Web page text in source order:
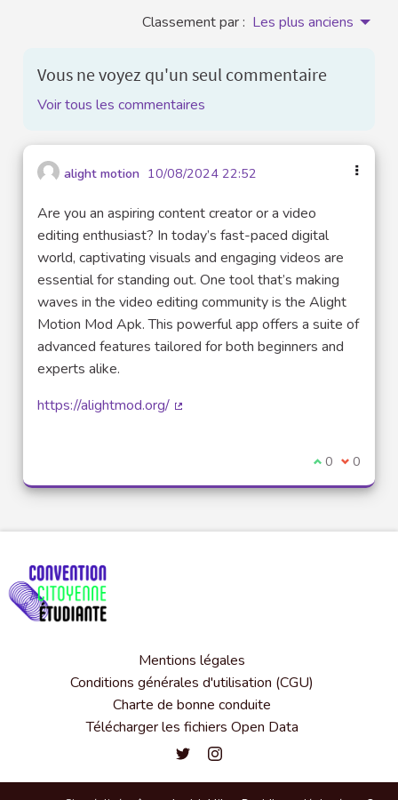
Classement par : Les plus anciens
Vous ne voyez qu'un seul commentaire
Voir tous les commentaires
alight motion 10/08/2024 22:52
Are you an aspiring content creator or a video
editing enthusiast? In today’s fast-paced digital
world, captivating visuals and engaging videos are
essential for standing out. One tool that’s making
waves in the video editing community is the Alight
Motion Mod Apk. This powerful app offers a suite of
advanced features tailored for both beginners and
experts alike.
https://alightmod.org/
Je suis
0 Je ne
0
Mentions légales
Conditions générales d'utilisation (CGU)
Charte de bonne conduite
Télécharger les fichiers Open Data
Convention citoyenne étudiante
Convention citoyenne